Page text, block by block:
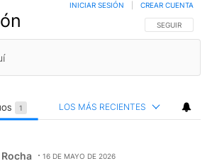
SIGA ESTA
SEGUIR
INICIAR SESIÓN CREAR CUENTA
1 LOS MÁS RECIENTES
16 DE MAYO DE 2026